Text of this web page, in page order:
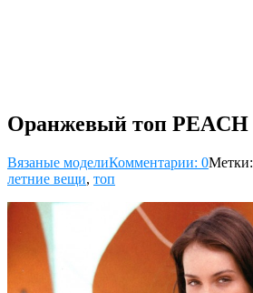
Оранжевый топ PEACH
Вязаные моделиКомментарии: 0Метки:
летние вещи, топ